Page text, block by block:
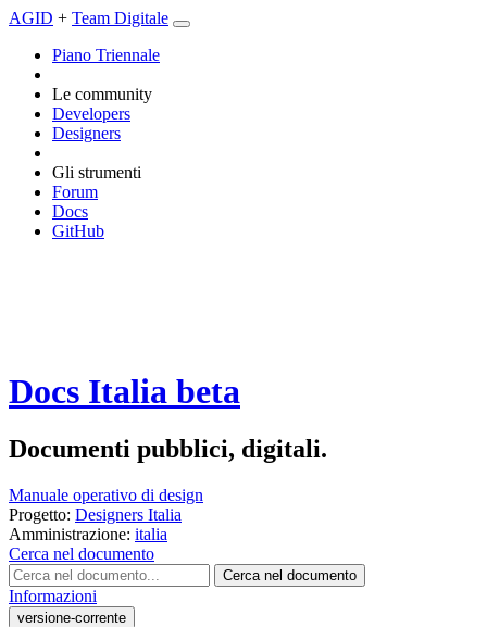
AGID + Team Digitale
Piano Triennale
Le community
Developers
Designers
Gli strumenti
Forum
Docs
GitHub
Docs Italia beta
Documenti pubblici, digitali.
Manuale operativo di design
Progetto: Designers Italia
Amministrazione: italia
Cerca nel documento
Cerca nel documento
Informazioni
versione-corrente